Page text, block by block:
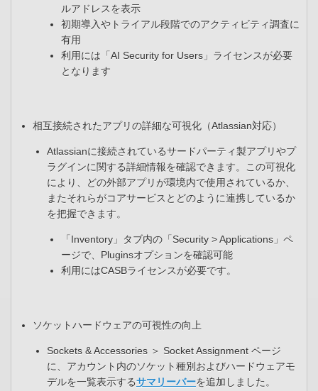
ルアドレスを表示​
初期導入やトライアル段階でのアクティビティ調査に
有用​
利用には「AI Security for Users」ライセンスが必要
となります
相互接続されたアプリの詳細な可視化（Atlassian対応）
Atlassianに接続されているサードパーティ製アプリやプ
ラグインに関する詳細情報を確認できます。この可視化
により、どの外部アプリが環境内で使用されているか、
またそれらがコアサービスとどのように連携しているか
を把握できます。
「Inventory」タブ内の「Security > Applications」ペ
ージで、Pluginsオプションを確認可能​
利用にはCASBライセンスが必要です。
ソケットハードウェアの可視性の向上
Sockets & Accessories ＞ Socket Assignment ページ
に、アカウント内のソケット種別およびハードウェアモ
デルを一覧表示するサマリーバーを追加しました。​